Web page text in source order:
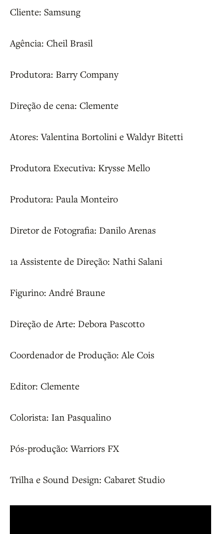
Cliente: Samsung
Agência: Cheil Brasil
Produtora: Barry Company
Direção de cena: Clemente
Atores: Valentina Bortolini e Waldyr Bitetti
Produtora Executiva: Krysse Mello
Produtora: Paula Monteiro
Diretor de Fotografia: Danilo Arenas
1a Assistente de Direção: Nathi Salani
Figurino: André Braune
Direção de Arte: Debora Pascotto
Coordenador de Produção: Ale Cois
Editor: Clemente
Colorista: Ian Pasqualino
Pós-produção: Warriors FX
Trilha e Sound Design: Cabaret Studio